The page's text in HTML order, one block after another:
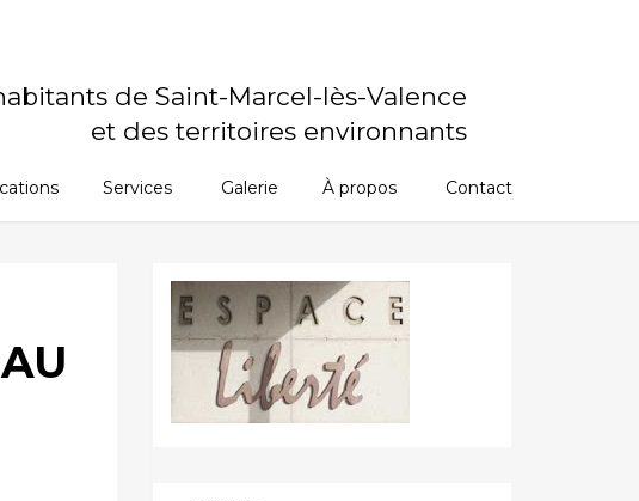
de Saint-Marcel-lès-Valence
et des territoires environnants
Services Galerie À propos Contact